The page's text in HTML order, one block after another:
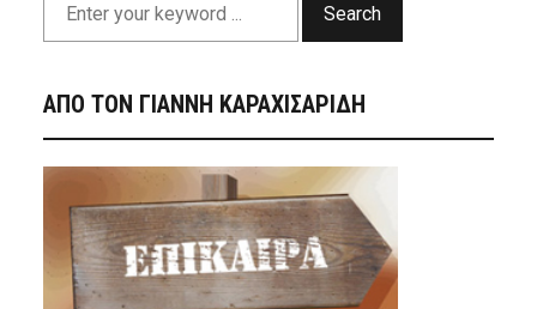
Search
ΑΠΟ ΤΟΝ ΓΙΑΝΝΗ ΚΑΡΑΧΙΣΑΡΙΔΗ